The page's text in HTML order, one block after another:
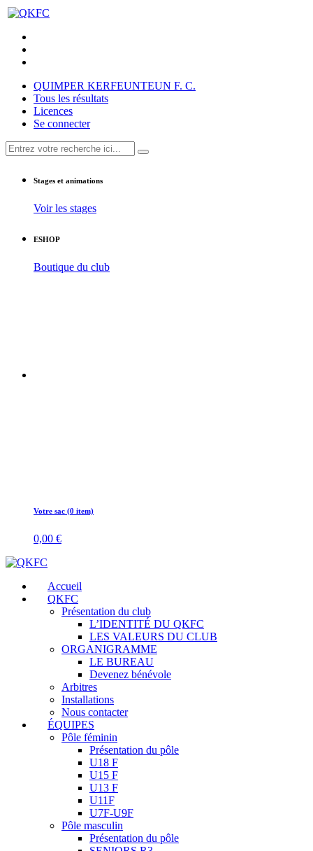
QUIMPER KERFEUNTEUN F. C.
Tous les résultats
Licences
Se connecter
Stages et animations
Voir les stages
ESHOP
Boutique du club
Votre sac (0 item)
0,00 €
Accueil
QKFC
Présentation du club
L’IDENTITÉ DU QKFC
LES VALEURS DU CLUB
ORGANIGRAMME
LE BUREAU
Devenez bénévole
Arbitres
Installations
Nous contacter
ÉQUIPES
Pôle féminin
Présentation du pôle
U18 F
U15 F
U13 F
U11F
U7F-U9F
Pôle masculin
Présentation du pôle